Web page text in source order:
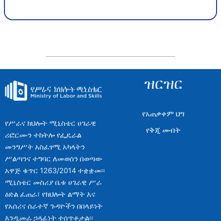
የሥራና ክህሎት ሚኒስቴር ሀገራዊ
ሪፎርሙን ተከትሎ የፌዴራል
መንግሥት አስፈፃሚ አካላትን
ሥልጣንና ተግባር ለመወሰን በወጣው
አዋጅ ቁጥር 1263/2014 ተቋቋመ፡፡
ሚኒስቴር መስሪያ ቤቱ ሀገራዊ ሥራ
ዕድል ፈጠራ፣ የክህሎት ልማት እና
የአሰሪና ሰራተኛ ጉዳዮችን በበላይነት
እንዲመራ ኃላፊነት ተሰጥቶታል፡፡
ዝርዝር
የአጠቃቀም ህግ
የቅጂ መብት